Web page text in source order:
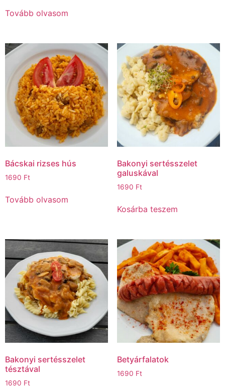
Tovább olvasom
Bácskai rizses hús
1690 Ft
Tovább olvasom
Bakonyi sertésszelet
galuskával
1690 Ft
Kosárba teszem
Bakonyi sertésszelet
tésztával
1690 Ft
Betyárfalatok
1690 Ft